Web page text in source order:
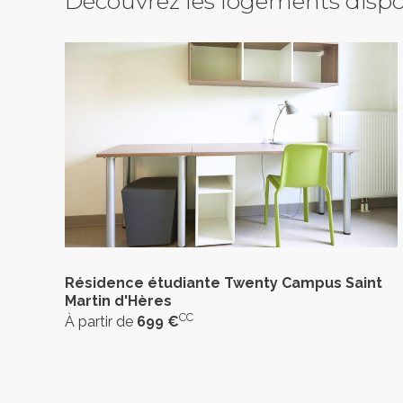
Résidence étudiante Twenty Campus Saint
Martin d'Hères
À partir de 699 €CC